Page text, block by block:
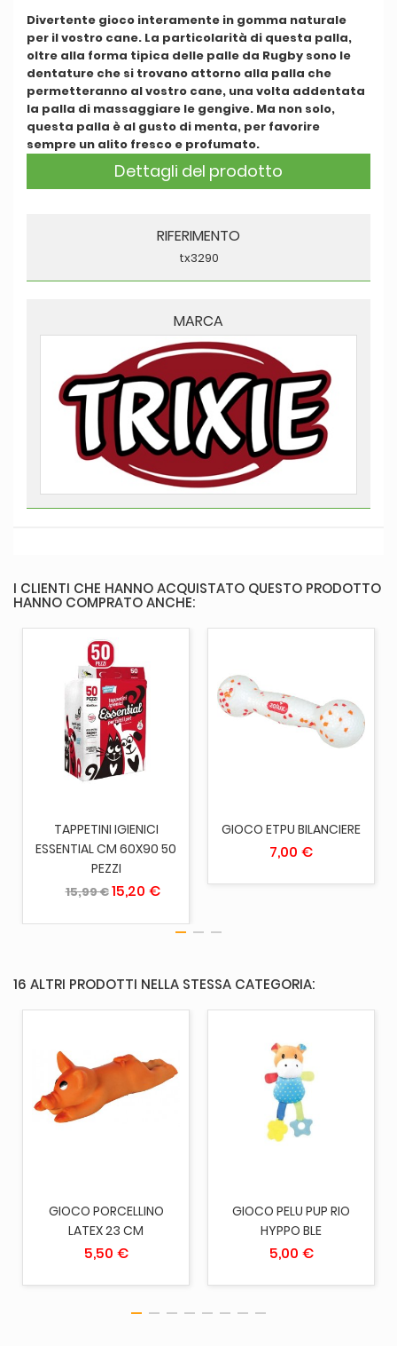
Divertente gioco interamente in gomma naturale
per il vostro cane. La particolarità di questa palla,
oltre alla forma tipica delle palle da Rugby sono le
dentature che si trovano attorno alla palla che
permetteranno al vostro cane, una volta addentata
la palla di massaggiare le gengive. Ma non solo,
questa palla è al gusto di menta, per favorire
sempre un alito fresco e profumato.
Dettagli del prodotto
RIFERIMENTO
tx3290
MARCA
I CLIENTI CHE HANNO ACQUISTATO QUESTO PRODOTTO
HANNO COMPRATO ANCHE:
TAPPETINI IGIENICI
ESSENTIAL CM 60X90 50
PEZZI
15,99 €15,20 €
GIOCO ETPU BILANCIERE
7,00 €
16 ALTRI PRODOTTI NELLA STESSA CATEGORIA:
GIOCO PORCELLINO
LATEX 23 CM
5,50 €
GIOCO PELU PUP RIO
HYPPO BLE
5,00 €